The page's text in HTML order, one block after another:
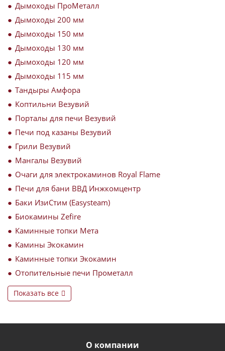
Дымоходы ПроМеталл
Дымоходы 200 мм
Дымоходы 150 мм
Дымоходы 130 мм
Дымоходы 120 мм
Дымоходы 115 мм
Тандыры Амфора
Коптильни Везувий
Порталы для печи Везувий
Печи под казаны Везувий
Грили Везувий
Мангалы Везувий
Очаги для электрокаминов Royal Flame
Печи для бани ВВД Инжкомцентр
Баки ИзиСтим (Easysteam)
Биокамины Zefire
Каминные топки Мета
Камины Экокамин
Каминные топки Экокамин
Отопительные печи Прометалл
Показать все
О компании